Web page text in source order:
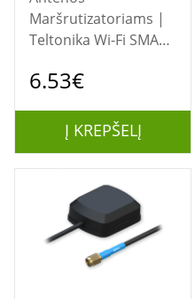
Maršrutizatoriams |
Teltonika Wi-Fi SMA
| Screw mounted |
2483 GHz | Antenna
connector type RP-
SMA Male
6.53€
Į KREPŠELĮ